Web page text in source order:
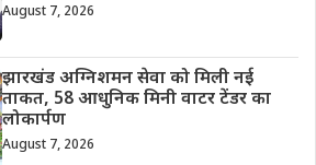
August 7, 2026
झारखंड अग्निशमन सेवा को मिली नई
ताकत, 58 आधुनिक मिनी वाटर टेंडर का
लोकार्पण
August 7, 2026